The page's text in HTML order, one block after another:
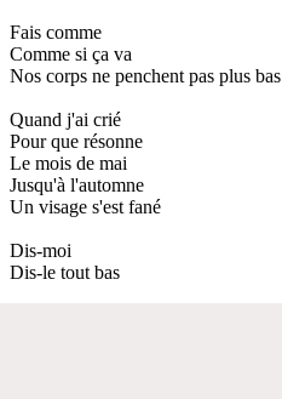
Fais comme
Comme si ça va
Nos corps ne penchent pas plus bas
Quand j'ai crié
Pour que résonne
Le mois de mai
Jusqu'à l'automne
Un visage s'est fané
Dis-moi
Dis-le tout bas